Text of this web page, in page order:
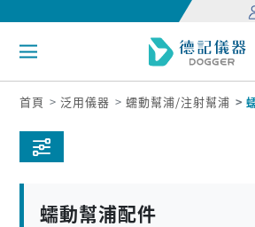
首頁 泛用儀器 蠕動幫浦/注射幫浦
蠕動幫浦配件